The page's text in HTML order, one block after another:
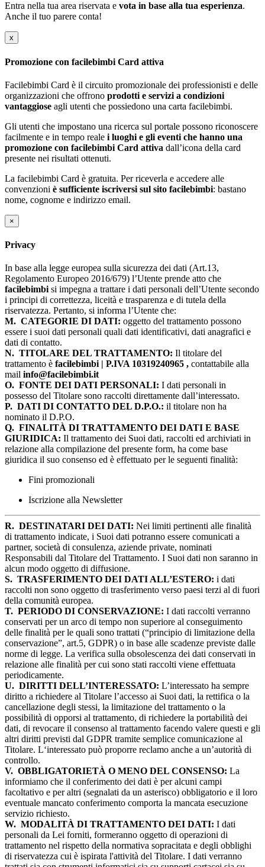
Entra nella tua area riservata e vota in base alla tua esperienza.
Anche il tuo parere conta!
x
Promozione con facilebimbi Card attiva
Facilebimbi Card è il circuito promozionale dei professionisti e delle
organizzazioni che offrono prodotti e servizi a condizioni
vantaggiose agli utenti che possiedono una carta facilebimbi.
Gli utenti che impostano una ricerca sul portale possono riconoscere
facilmente e in tempo reale i luoghi e gli eventi che hanno una
promozione con facilebimbi Card attiva dall’icona della card
presente nei risultati ottenuti.
La facilebimbi Card è gratuita. Per riceverla e accedere alle
convenzioni è sufficiente iscriversi sul sito facilebimbi: bastano
nome, cognome e indirizzo email.
×
Privacy
In base alla legge europea sulla sicurezza dei dati (Art.13,
Regolamento Europeo 2016/679) l’Utente prende atto che
facilebimbi si impegna a trattare i dati personali dell’Utente secondo
i principi di correttezza, liceità e trasparenza e di tutela della
riservatezza. Pertanto, si informa l’Utente che:
M. CATEGORIE DI DATI: oggetto del trattamento possono
essere i suoi dati personali quali dati identificativi, dati anagrafici e
dati di contatto.
N. TITOLARE DEL TRATTAMENTO: Il titolare del
trattamento è facilebimbi | P.IVA 10319240965 , contattabile alla
mail info@facilebimbi.it
O. FONTE DEI DATI PERSONALI: I dati personali in
possesso del Titolare sono raccolti direttamente dall’interessato.
P. DATI DI CONTATTO DEL D.P.O.: il titolare non ha
nominato il D.P.O.
Q. FINALITÀ DI TRATTAMENTO DEI DATI E BASE
GIURIDICA: Il trattamento dei Suoi dati, raccolti ed archiviati in
relazione alla compilazione del presente form, ha come base
giuridica il suo consenso ed è effettuato per le seguenti finalità:
Fini promozionali
Iscrizione alla Newsletter
R. DESTINATARI DEI DATI: Nei limiti pertinenti alle finalità
di trattamento indicate, i Suoi dati potranno essere comunicati a
partner, società di consulenza, aziende private, nominati
Responsabili dal Titolare del Trattamento. I Suoi dati non saranno in
alcun modo oggetto di diffusione.
S. TRASFERIMENTO DEI DATI ALL’ESTERO: i dati
raccolti non sono oggetto di trasferimento verso paesi terzi al di fuori
della comunità europea.
T. PERIODO DI CONSERVAZIONE: I dati raccolti verranno
conservati per un arco di tempo non superiore al conseguimento
delle finalità per le quali sono trattati (“principio di limitazione della
conservazione”, art.5, GDPR) o in base alle scadenze previste dalle
norme di legge. La verifica sulla obsolescenza dei dati conservati in
relazione alle finalità per cui sono stati raccolti viene effettuata
periodicamente.
U. DIRITTI DELL’INTERESSATO: L’interessato ha sempre
diritto a richiedere al Titolare l’accesso ai Suoi dati, la rettifica o la
cancellazione degli stessi, la limitazione del trattamento o la
possibilità di opporsi al trattamento, di richiedere la portabilità dei
dati, di revocare il consenso al trattamento facendo valere questi e gli
altri diritti previsti dal GDPR tramite semplice comunicazione al
Titolare. L‘interessato può proporre reclamo anche a un’autorità di
controllo.
V. OBBLIGATORIETÀ O MENO DEL CONSENSO: La
informiamo che il conferimento dei dati è per alcuni campi
facoltativo e per altri (segnalati da un asterisco) obbligatorio e il loro
eventuale mancato conferimento comporta la mancata esecuzione
servizio richiesto.
W. MODALITÀ DI TRATTAMENTO DEI DATI: I dati
personali da Lei forniti, formeranno oggetto di operazioni di
trattamento nel rispetto della normativa sopracitata e degli obblighi
di riservatezza cui è ispirata l'attività del Titolare. I dati verranno